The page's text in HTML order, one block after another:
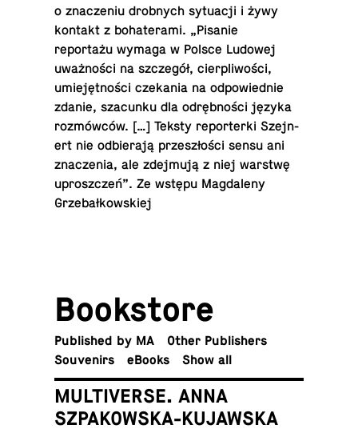
o znacze­niu drob­nych sytu­acji i żywy
kontakt z bo­hat­erami. „Pisanie
reportażu wymaga w Polsce Ludowej
uważności na szczegół, cier­pliwości,
umiejętności czeka­nia na odpowied­nie
zdanie, sza­cunku dla odrębności języka
rozmówców. […] Teksty re­porterki Sze­jn­
ert nie od­bierają przeszłości sensu ani
znaczenia, ale zdejmują z niej warstwę
up­roszczeń”. Ze wstępu Mag­daleny
Grzebałkowskiej
Book­store
Pub­lished by MA
Other Publishers
Sou­venirs
eBooks Show all
MULTIVERSE. ANNA
SZPAKOWSKA-KUJAWSKA